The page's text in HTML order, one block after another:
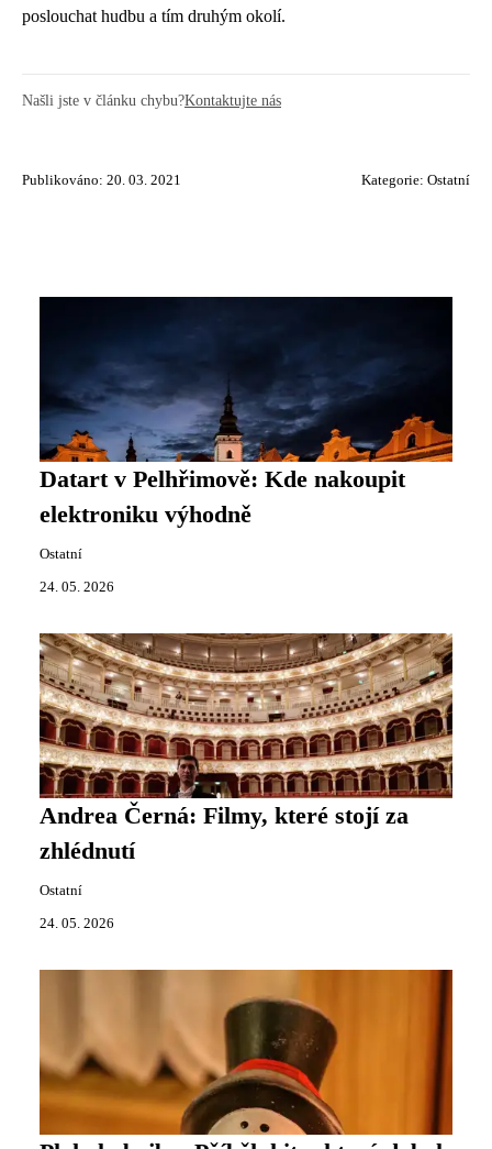
poslouchat hudbu a tím druhým okolí.
Našli jste v článku chybu?Kontaktujte nás
Publikováno: 20. 03. 2021 Kategorie: Ostatní
Datart v Pelhřimově: Kde nakoupit
elektroniku výhodně
Ostatní
24. 05. 2026
Andrea Černá: Filmy, které stojí za
zhlédnutí
Ostatní
24. 05. 2026